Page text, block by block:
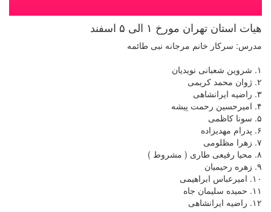
هیات استان تهران مورخ ١ الی ۵ اسفند
مدرس: سرکار خانم مرجانه نبی طائمه
١. شروین شعبانی نویدیان
٢. ژوان محمد کریمی
٣. راضیه ایرانشاهی
۴. امیرحسین رحمت پیشه
۵. سونا کاظمی
۶. پدرام مهدیزاده
٧. زهرا مظلومی
٨. محیا رفیعی طاری ( مشروط )
٩. زهره رحیمیان
١٠. امیرعباس ابراهیمی
١١. حمیده سلیمان جاه
١٢. راضیه ایرانشاهی